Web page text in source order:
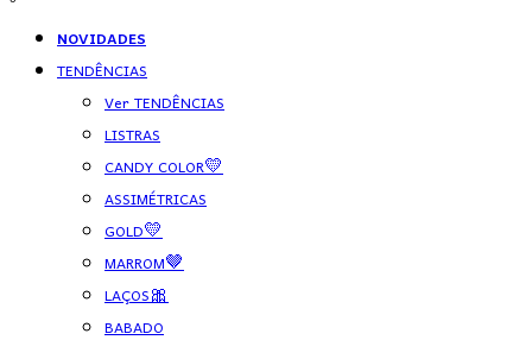
NOVIDADES
TENDÊNCIAS
Ver TENDÊNCIAS
LISTRAS
CANDY COLOR💛
ASSIMÉTRICAS
GOLD💛
MARROM🤎
LAÇOS🎀
BABADO